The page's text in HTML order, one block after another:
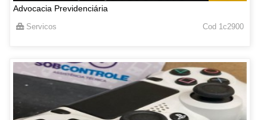
Advocacia Previdenciária
Servicos Cod 1c2900